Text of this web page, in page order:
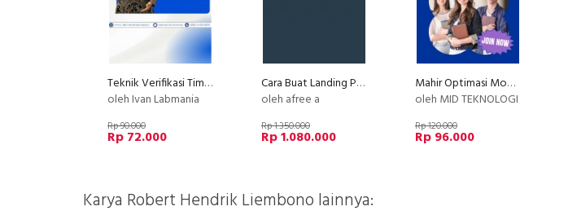
Teknik Verifikasi Timbangan Analitik
oleh Ivan Labmania
Rp 90.000
Rp 72.000
Cara Buat Landing Page High Konversi dengan ChatGPT
oleh afree a
Rp 1.350.000
Rp 1.080.000
Mahir Optimasi Modem Orbit dan Router WIFI
oleh MID TEKNOLOGI
Rp 120.000
Rp 96.000
Karya Robert Hendrik Liembono lainnya: